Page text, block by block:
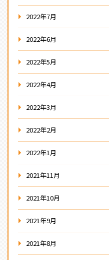
2022年7月
2022年6月
2022年5月
2022年4月
2022年3月
2022年2月
2022年1月
2021年11月
2021年10月
2021年9月
2021年8月